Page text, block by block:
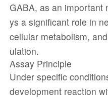
GABA, as an important
ys a significant role in
cellular metabolism,
ulation.
Assay Principle
Under specific
development reaction